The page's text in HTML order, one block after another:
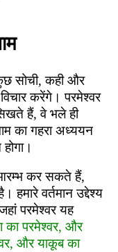
सोची, कही और
करेंगे। परमेश्वर
हैं, वे भले ही
का गहरा अध्ययन
कर सकते हैं,
वर्तमान उद्देश्य
परमेश्वर यह
का परमेश्वर, और
और याकूब का